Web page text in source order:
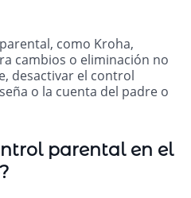
como Kroha,
cambios o eliminación no
desactivar el control
o la cuenta del padre o
parental en el